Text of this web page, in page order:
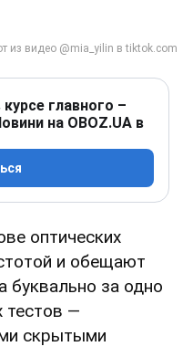
главного –
на OBOZ.UA в
оптических
и обещают
буквально за одно
тестов —
скрытыми